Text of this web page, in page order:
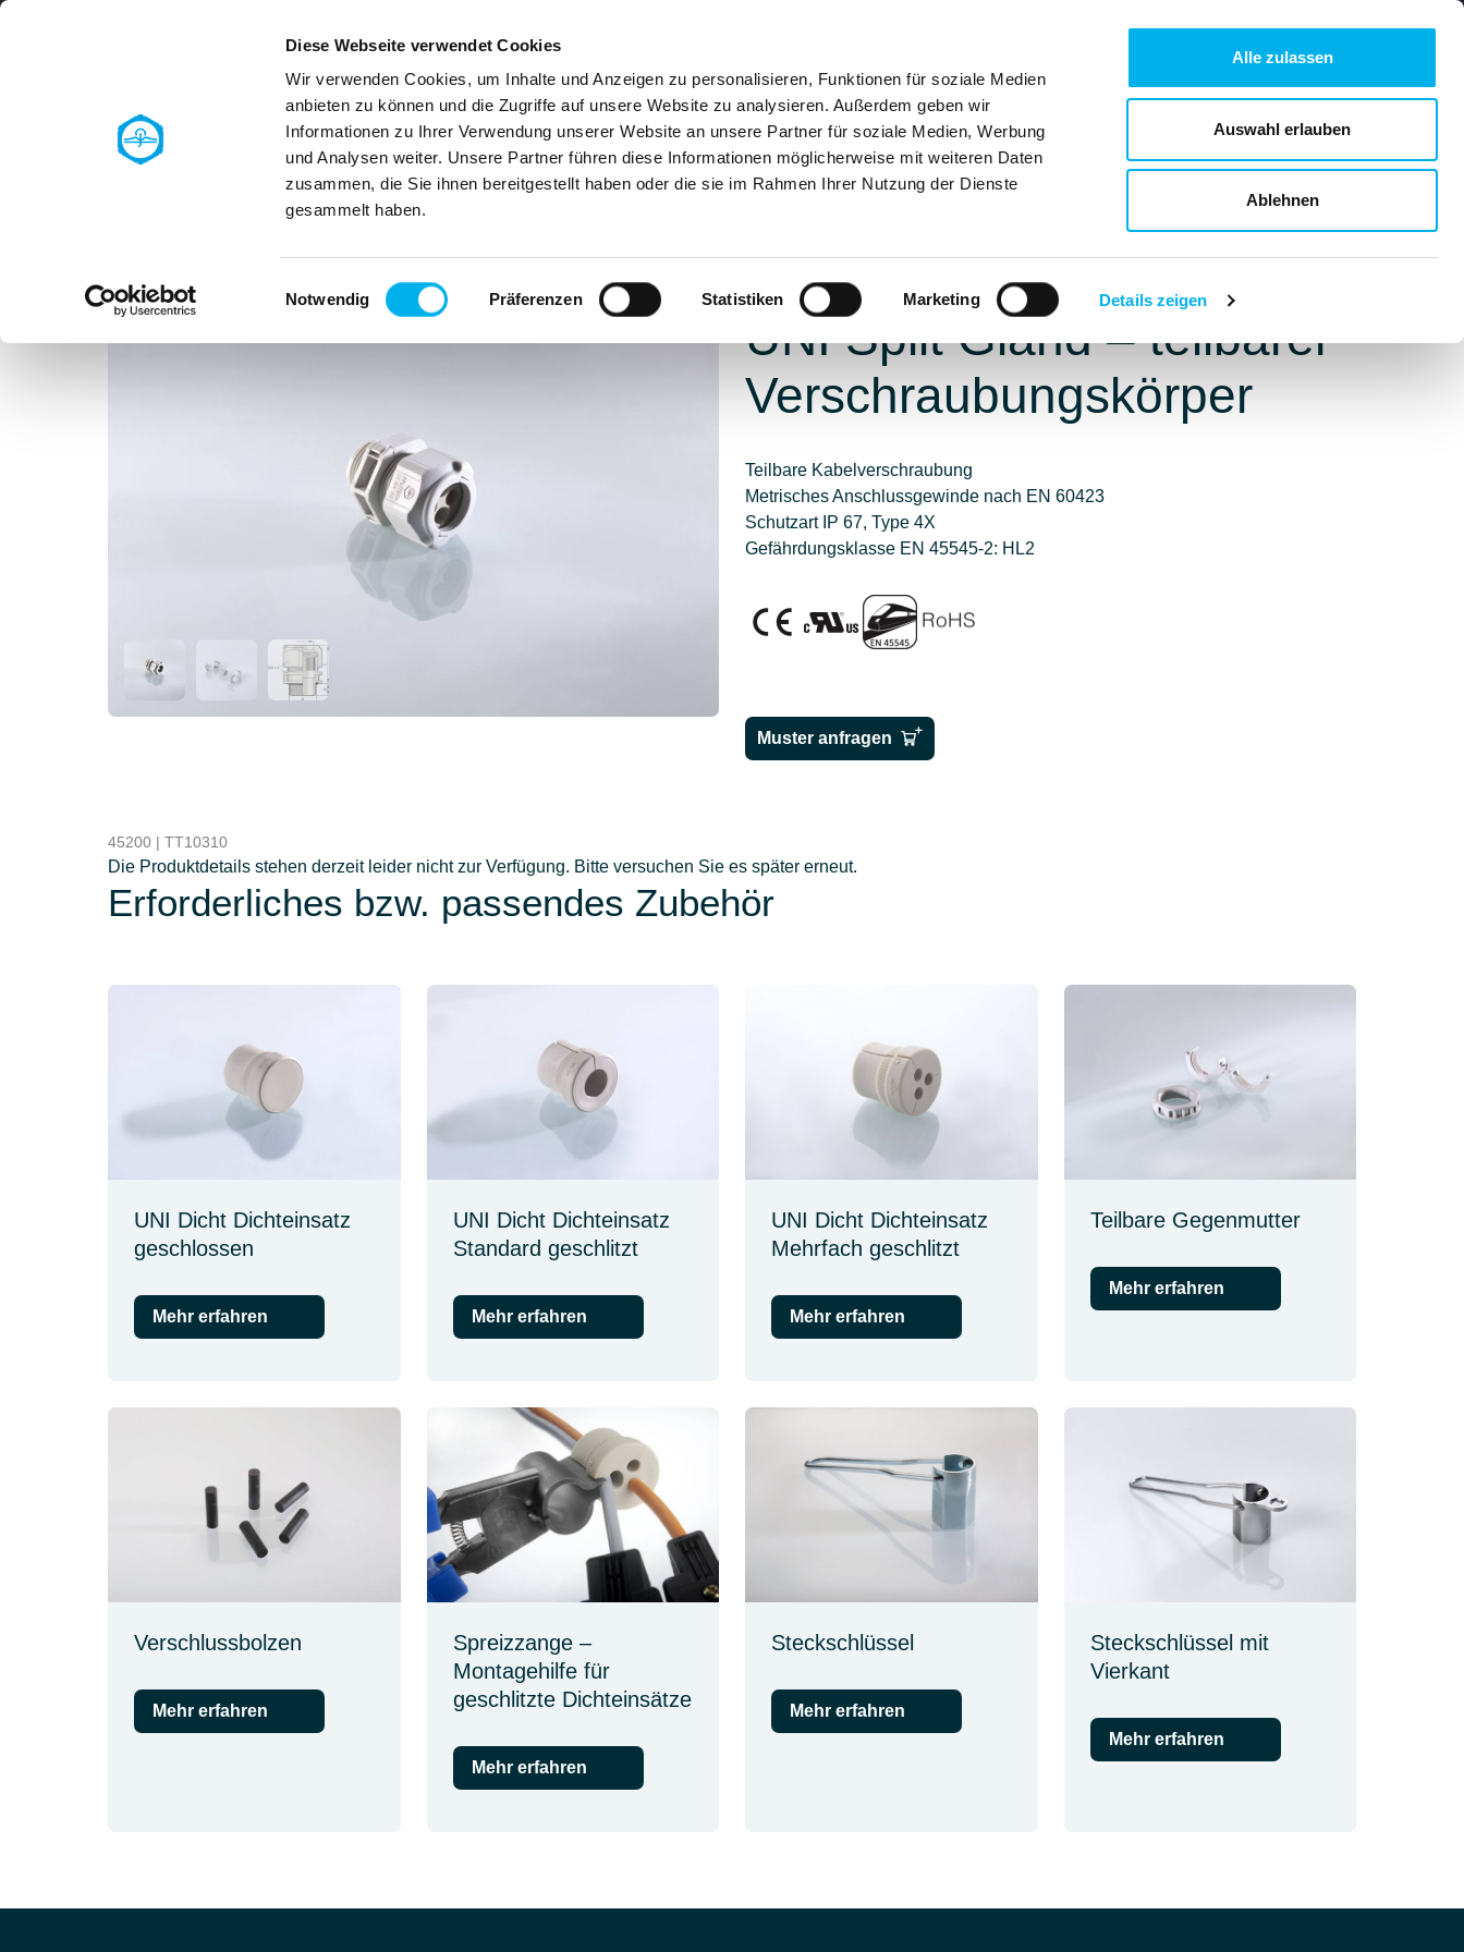
Diese Webseite verwendet Cookies
Wir verwenden Cookies, um Inhalte und Anzeigen zu personalisieren, Funktionen für soziale Medien
anbieten zu können und die Zugriffe auf unsere Website zu analysieren. Außerdem geben wir
Informationen zu Ihrer Verwendung unserer Website an unsere Partner für soziale Medien, Werbung
und Analysen weiter. Unsere Partner führen diese Informationen möglicherweise mit weiteren Daten
zusammen, die Sie ihnen bereitgestellt haben oder die sie im Rahmen Ihrer Nutzung der Dienste
gesammelt haben.
Einwilligungsauswahl
Notwendig Präferenzen Statistiken Marketing Details zeigen
Alle zulassen
Auswahl erlauben
Ablehnen
Zur Hauptnavigation springen
Zum Hauptinhalt springen
Zur Fußzeile der Seite springen
de Downloads
Kabeleinführung Kabelführung Kabelschutz Lösungen Service Unternehmen Kontakt
UNI Split Gland – teilbarer
Verschraubungskörper
Teilbare Kabelverschraubung
Metrisches Anschlussgewinde nach EN 60423
Schutzart IP 67, Type 4X
Gefährdungsklasse EN 45545-2: HL2
Muster anfragen
45200 | TT10310
Die Produktdetails stehen derzeit leider nicht zur Verfügung. Bitte versuchen Sie es später erneut.
Erforderliches bzw. passendes Zubehör
UNI Dicht Dichteinsatz
geschlossen
Mehr erfahren
UNI Dicht Dichteinsatz
Standard geschlitzt
Mehr erfahren
UNI Dicht Dichteinsatz
Mehrfach geschlitzt
Mehr erfahren
Teilbare Gegenmutter
Mehr erfahren
Verschlussbolzen
Mehr erfahren
Spreizzange –
Montagehilfe für
geschlitzte Dichteinsätze
Mehr erfahren
Steckschlüssel
Mehr erfahren
Steckschlüssel mit
Vierkant
Mehr erfahren